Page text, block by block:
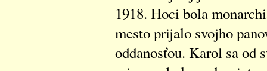
1918. Hoci bola
mesto prijalo svojho
oddanosťou. Karol sa od